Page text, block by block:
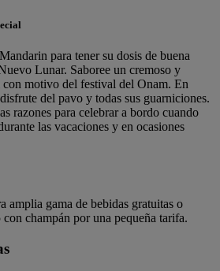
para tener su dosis de buena
Lunar. Saboree un cremoso y
con motivo del festival del Onam. En
del pavo y todas sus guarniciones.
razones para celebrar a bordo cuando
las vacaciones y en ocasiones
amplia gama de bebidas gratuitas o
champán por una pequeña tarifa.